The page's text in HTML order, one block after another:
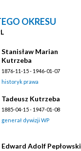
OKRESU
Stanisław Marian
Kutrzeba
1876-11-15 - 1946-01-07
historyk prawa
Tadeusz Kutrzeba
1885-04-15 - 1947-01-08
generał dywizji WP
Edward Adolf Pepłowski